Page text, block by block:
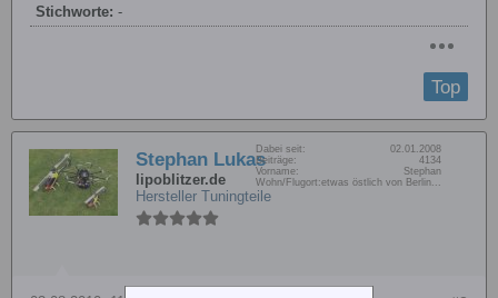
Stichworte: -
Top
Stephan Lukas
lipoblitzer.de
Hersteller Tuningteile
Dabei seit:
02.01.2008
Beiträge:
4134
Vorname:
Stephan
Wohn/Flugort:etwas östlich von Berlin...